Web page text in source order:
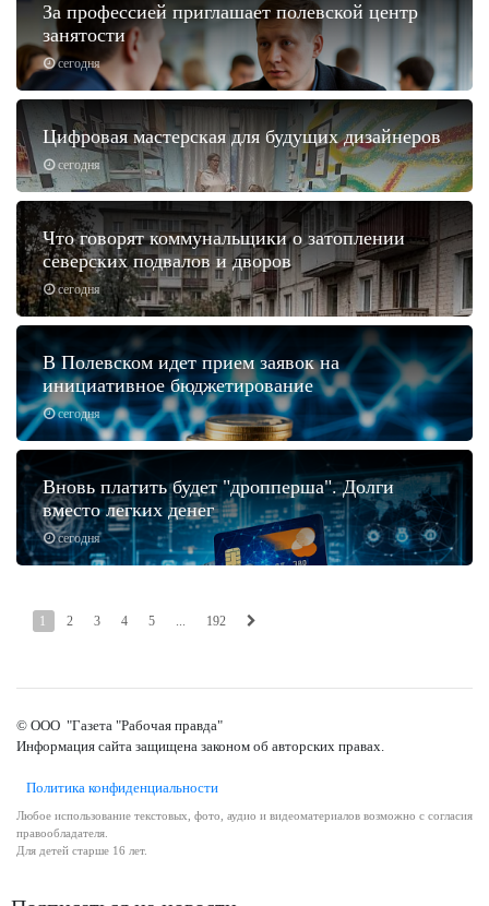
сегодня
За профессией приглашает полевской центр
занятости
сегодня
Цифровая мастерская для будущих дизайнеров
сегодня
Что говорят коммунальщики о затоплении
северских подвалов и дворов
сегодня
В Полевском идет прием заявок на
инициативное бюджетирование
сегодня
Вновь платить будет "дропперша". Долги
вместо легких денег
1 2 3 4 5 ... 192
© ООО "Газета "Рабочая правда"
Информация сайта защищена законом об авторских правах.
Политика конфиденциальности
Любое использование текстовых, фото, аудио и видеоматериалов возможно с согласия
правообладателя.
Для детей старше 16 лет.